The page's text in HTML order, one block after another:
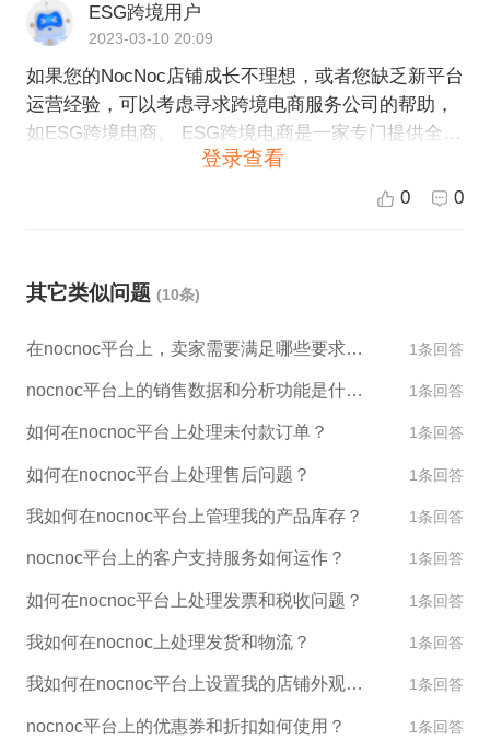
以重视店铺的市场竞争调研，以便制定更具吸引力的
销售策略。 如果新平台运营经验不足，可以考虑以下
几点： 1.学习平台政策：仔细研究平台政策，了解平
台的运作模式、规则和要求，以便在新平台上合理操
作，并且不违反平台规则。 2.了解市场情况：对相关
的行业、市场和竞争情况进行调查和研究，了解所经
营商品的潜在市场和市场竞争环境，以便编制正确的
学习他们的成功经验和运营策略，提高新平台的运营
方式。同时，ESG跨境电商也可以提供相关咨询，帮
助客户在新平台上更好地运营。
ESG跨境用户
2023-03-10 20:09
如果您的NocNoc店铺成长不理想，或者您缺乏新平台
运营经验，可以考虑寻求跨境电商服务公司的帮助，
如ESG跨境电商。 ESG跨境电商是一家专门提供全球
开店、运营等跨境电商服务的公司，拥有丰富的跨境
电商经验和专业的团队，可以为您提供定制化的解决
境电商的服务来提升店铺成长和新平台运营经验，请
登录查看
0 0
其它类似问题 (10条)
在nocnoc平台上，卖家需要满足哪些要求才能销售产品？ 1条回答
nocnoc平台上的销售数据和分析功能是什么？ 1条回答
如何在nocnoc平台上处理未付款订单？ 1条回答
如何在nocnoc平台上处理售后问题？ 1条回答
我如何在nocnoc平台上管理我的产品库存？ 1条回答
nocnoc平台上的客户支持服务如何运作？ 1条回答
如何在nocnoc平台上处理发票和税收问题？ 1条回答
我如何在nocnoc上处理发货和物流？ 1条回答
我如何在nocnoc平台上设置我的店铺外观和设计？ 1条回答
nocnoc平台上的优惠券和折扣如何使用？ 1条回答